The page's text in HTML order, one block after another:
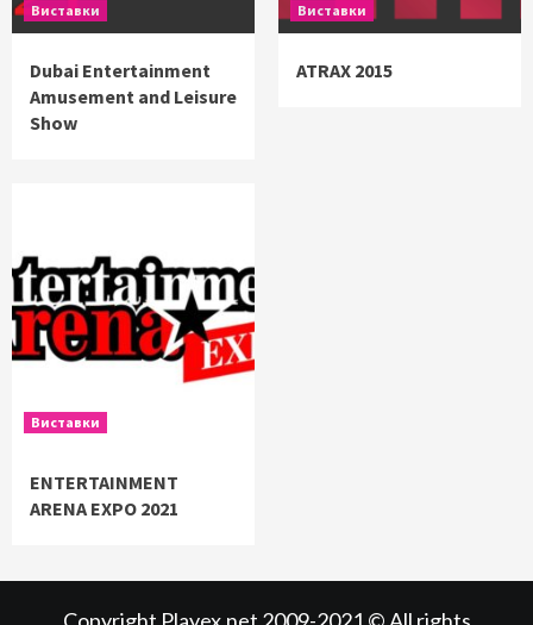
Виставки
Dubai Entertainment
Amusement and Leisure
Show
Виставки
ATRAX 2015
Виставки
ENTERTAINMENT
ARENA EXPO 2021